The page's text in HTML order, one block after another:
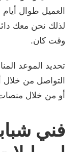
لذلك نحن معك
وقت كان.
تحديد الموعد
التواصل من خلال
أو من خلال
فني